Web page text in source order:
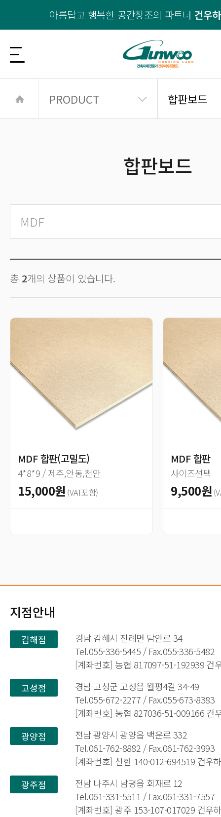
아름답고 행복한 공간창조의 파트너 건우
PRODUCT 합판보드
합판보드
MDF
총 2개의 상품이 있습니다.
MDF 합판(고밀도)
4*8*9 / 제주,안동,천안
15,000원 (VAT포함)
MDF 합판
사이즈선택
9,500원
지점안내
김해점
경남 김해시 진례면 담안로 34
Tel.055-336-5445 / Fax.055-336-5482
[계좌번호] 농협 817097-51-192939 건
고성점
경남 고성군 고성읍 월평4길 34-49
Tel.055-672-2277 / Fax.055-673-8383
[계좌번호] 농협 827036-51-009166 건
광양점
전남 광양시 광양읍 백운로 332
Tel.061-762-8882 / Fax.061-762-3993
[계좌번호] 신한 140-012-694519 건우
광주점
전남 나주시 남평읍 회재로 12
Tel.061-331-5511 / Fax.061-331-7557
[계좌번호] 광주 153-107-017029 건우